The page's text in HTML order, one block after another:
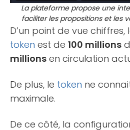
La plateforme propose une
faciliter les propositions et les
D’un point de vue chiffres,
token est de 100 millions
millions en circulation
De plus, le token ne
maximale.
De ce côté, la